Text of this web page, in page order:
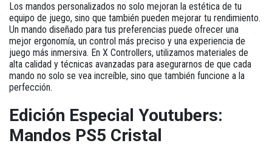
Los mandos personalizados no solo mejoran la estética de tu
equipo de juego, sino que también pueden mejorar tu rendimiento.
Un mando diseñado para tus preferencias puede ofrecer una
mejor ergonomía, un control más preciso y una experiencia de
juego más inmersiva. En X Controllers, utilizamos materiales de
alta calidad y técnicas avanzadas para asegurarnos de que cada
mando no solo se vea increíble, sino que también funcione a la
perfección.
Edición Especial Youtubers:
Mandos PS5 Cristal